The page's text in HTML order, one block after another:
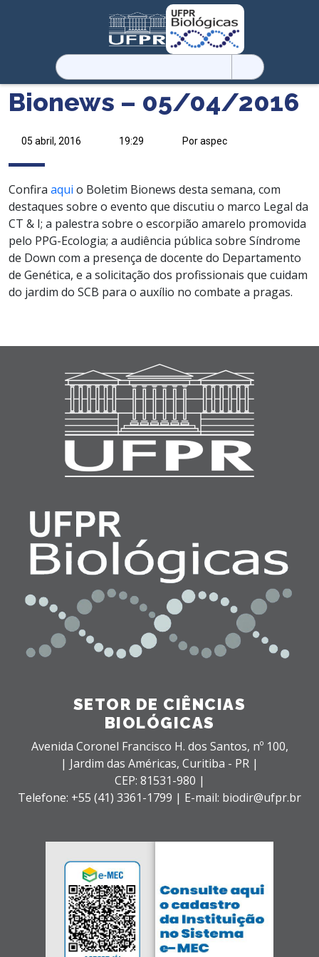
Pesquisar
por:
Bionews – 05/04/2016
05 abril, 2016 19:29 Por aspec
Confira aqui o Boletim Bionews desta semana, com
destaques sobre o evento que discutiu o marco Legal da
CT & I; a palestra sobre o escorpião amarelo promovida
pelo PPG-Ecologia; a audiência pública sobre Síndrome
de Down com a presença de docente do Departamento
de Genética, e a solicitação dos profissionais que cuidam
do jardim do SCB para o auxílio no combate a pragas.
SETOR DE CIÊNCIAS
BIOLÓGICAS
Avenida Coronel Francisco H. dos Santos, nº 100,
| Jardim das Américas, Curitiba - PR |
CEP: 81531-980 |
Telefone: +55 (41) 3361-1799 | E-mail: biodir@ufpr.br